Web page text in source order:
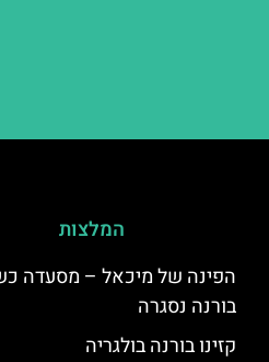
המלצות
הפינה של מיכאל – מסעדה
בורנה נסגרה
קזינו בורנה בולגריה